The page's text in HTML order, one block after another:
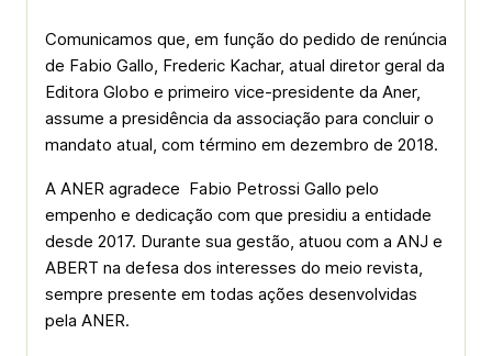
Comunicamos que, em função do pedido de renúncia
de Fabio Gallo, Frederic Kachar, atual diretor geral da
Editora Globo e primeiro vice-presidente da Aner,
assume a presidência da associação para concluir o
mandato atual, com término em dezembro de 2018.
A ANER agradece Fabio Petrossi Gallo pelo
empenho e dedicação com que presidiu a entidade
desde 2017. Durante sua gestão, atuou com a ANJ e
ABERT na defesa dos interesses do meio revista,
sempre presente em todas ações desenvolvidas
pela ANER.